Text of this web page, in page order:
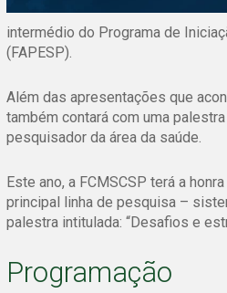
intermédio do Programa de
(FAPESP).
Além das apresentações que
também contará com uma
pesquisador da área da saúde.
Este ano, a FCMSCSP terá a
principal linha de pesquisa –
palestra intitulada: “Desafios e
Programação